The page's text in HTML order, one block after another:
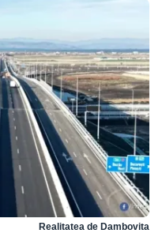
Realitatea de Dambovita